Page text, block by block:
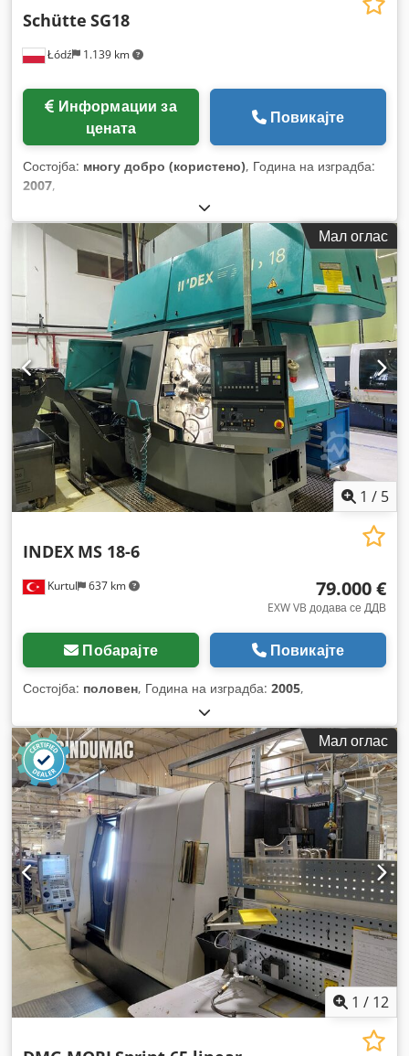
Łódź 1.139 km
Schütte SG18
цената
Повикајте
Состојба: многу добро (користено), Година на изградба:
2007,
Мал оглас
1 / 5
Kurtul 637 km
INDEX MS 18-6
79.000 €
EXW VB додава се ДДВ
Побарајте Повикајте
Состојба: половен, Година на изградба: 2005,
Мал оглас
1 / 12